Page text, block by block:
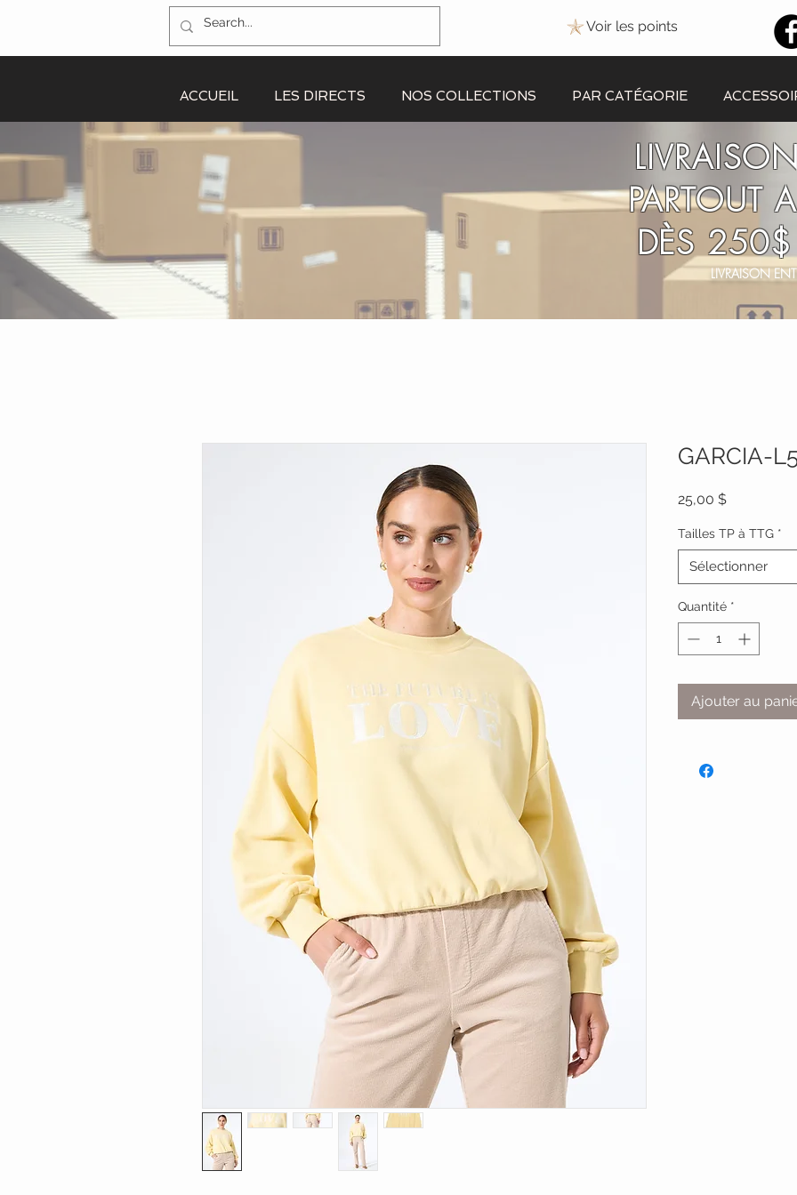
Voir les points
ACCUEIL LES DIRECTS NOS COLLECTIONS PAR CATÉGORIE
PARTOUT
DÈS
LIVRAISON
GARCIA-
25,00 $Prix
Tailles TP à TTG *
Sélectionner
Quantité *
Ajouter au